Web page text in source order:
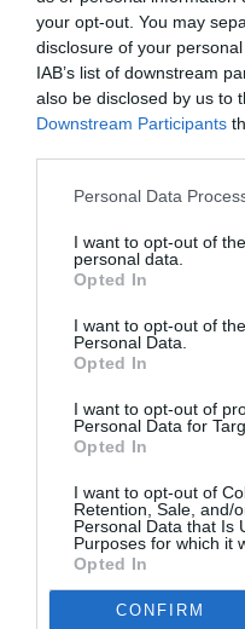
your opt-out. You may
disclosure of your
IAB’s list of downstream
also be disclosed by us to
Downstream Participants
Personal Data
I want to opt-out of
personal data.
Opted In
I want to opt-out of
Personal Data.
Opted In
I want to opt-out of
Personal Data for
Opted In
I want to opt-out of
Retention, Sale, and/
Personal Data that Is
Purposes for which it
Opted In
CONFIRM
«Ήταν πολύ
οι καλύτερες
που έκαναν
υποστηρίζουμε η μία
την κίνηση των Biles
Η Andrade πήρε
ομαδικό αγώνισμα
στο άλμα και στο
Τόκιο.